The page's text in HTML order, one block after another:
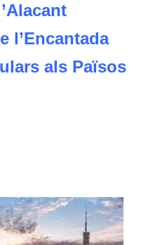
l’Encantada
als Països